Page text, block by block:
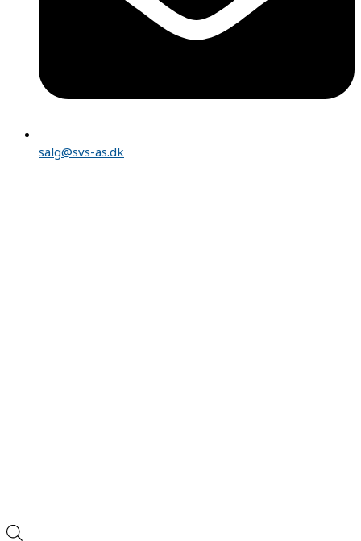
salg@svs-as.dk